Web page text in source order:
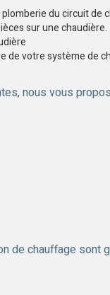
du circuit de
sur une chaudière.
de votre système de
nous vous
de chauffage sont